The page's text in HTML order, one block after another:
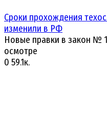
Сроки прохождения
изменили в РФ
Новые правки в закон №
осмотре
0 59.1к.